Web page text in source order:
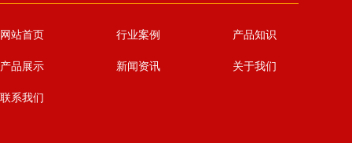
网站首页 行业案例 产品知识
产品展示 新闻资讯 关于我们
联系我们